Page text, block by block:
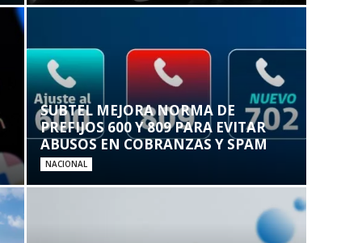
SUBTEL MEJORA NORMA DE
PREFIJOS 600 Y 809 PARA EVITAR
ABUSOS EN COBRANZAS Y SPAM
NACIONAL